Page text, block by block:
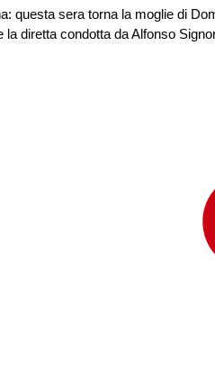
questa sera torna la moglie di
diretta condotta da Alfonso